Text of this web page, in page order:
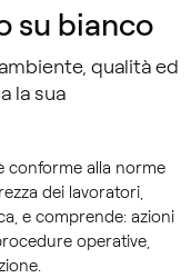
su bianco
qualità ed
la sua
conforme alla norme
dei lavoratori,
e comprende: azioni
operative,